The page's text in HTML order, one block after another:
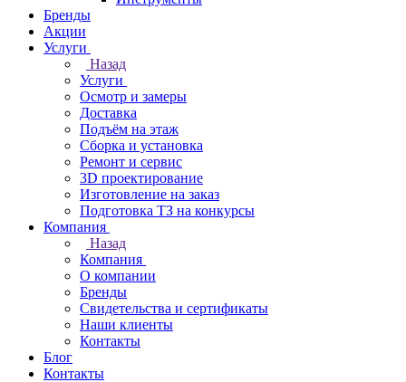
Бренды
Акции
Услуги
Назад
Услуги
Осмотр и замеры
Доставка
Подъём на этаж
Сборка и установка
Ремонт и сервис
3D проектирование
Изготовление на заказ
Подготовка ТЗ на конкурсы
Компания
Назад
Компания
О компании
Бренды
Свидетельства и сертификаты
Наши клиенты
Контакты
Блог
Контакты